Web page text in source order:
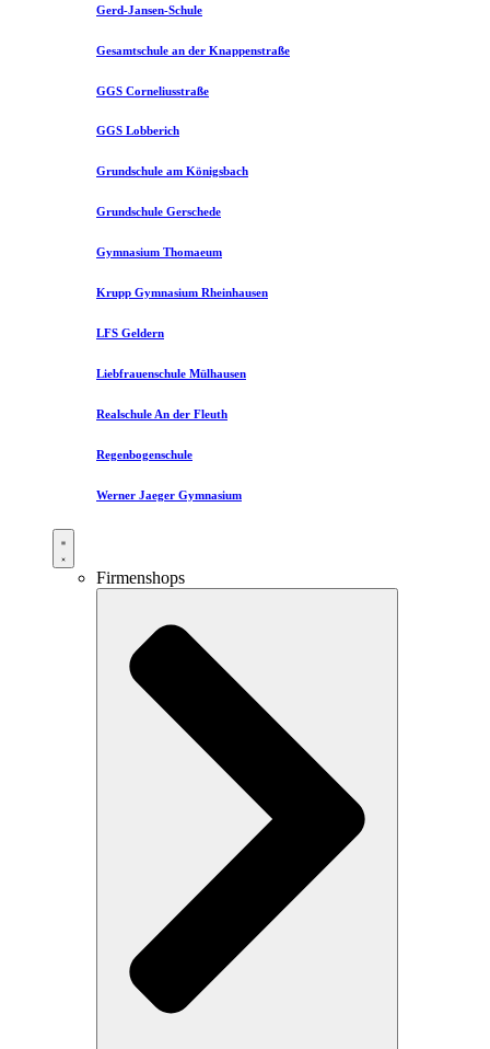
Gerd-Jansen-Schule
Gesamtschule an der Knappenstraße
GGS Corneliusstraße
GGS Lobberich
Grundschule am Königsbach
Grundschule Gerschede
Gymnasium Thomaeum
Krupp Gymnasium Rheinhausen
LFS Geldern
Liebfrauenschule Mülhausen​
Realschule An der Fleuth
Regenbogenschule
Werner Jaeger Gymnasium
Firmenshops